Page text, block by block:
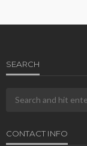
SEARCH
CONTACT INFO